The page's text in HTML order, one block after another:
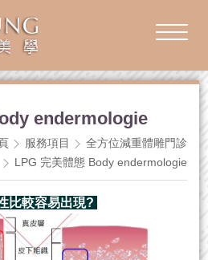
endermologie
服務項目
全方位減重體雕門診
LPG 完美體態 Body endermologie
比較容易出現?